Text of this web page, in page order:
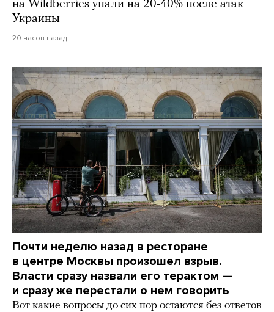
на Wildberries упали на 20-40% после атак
Украины
20 часов назад
Почти неделю назад в ресторане
в центре Москвы произошел взрыв.
Власти сразу назвали его терактом —
и сразу же перестали о нем говорить
Вот какие вопросы до сих пор остаются без ответов